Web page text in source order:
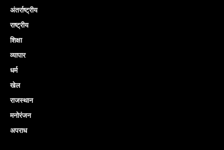
अंतर्राष्ट्रीय
राष्ट्रीय
शिक्षा
व्यापार
धर्म
खेल
राजस्थान
मनोरंजन
अपराध